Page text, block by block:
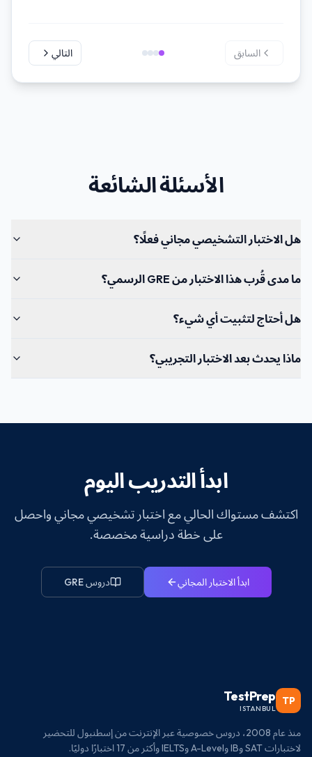
السابق التالي
الأسئلة الشائعة
هل الاختبار التشخيصي مجاني فعلًا؟
ما مدى قُرب هذا الاختبار من GRE الرسمي؟
هل أحتاج لتثبيت أي شيء؟
ماذا يحدث بعد الاختبار التجريبي؟
ابدأ التدريب اليوم
اكتشف مستواك الحالي مع اختبار تشخيصي مجاني واحصل
على خطة دراسية مخصصة.
ابدأ الاختبار المجاني دروس GRE
TP
TestPrep
ISTANBUL
منذ عام 2008، دروس خصوصية عبر الإنترنت من إسطنبول للتحضير
لاختبارات SAT وIB وA-Level وIELTS وأكثر من 17 اختبارًا دوليًا.